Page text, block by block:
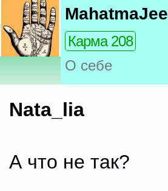
MahatmaJee
Карма 208
О себе
Nata_lia
А что не так?